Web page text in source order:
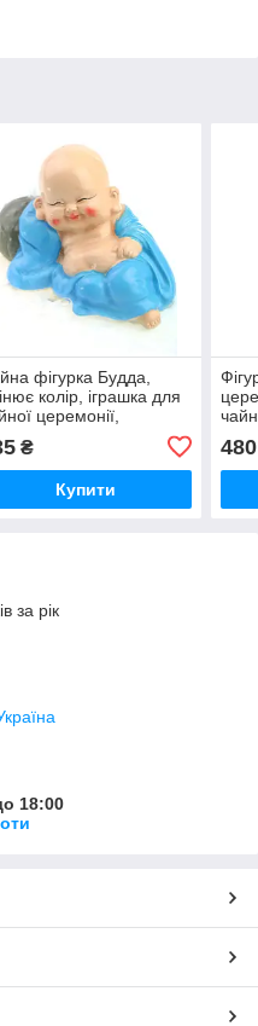
фігурка Будда,
колір, іграшка для
церемонії,
₴
Купити
480
за рік
18:00